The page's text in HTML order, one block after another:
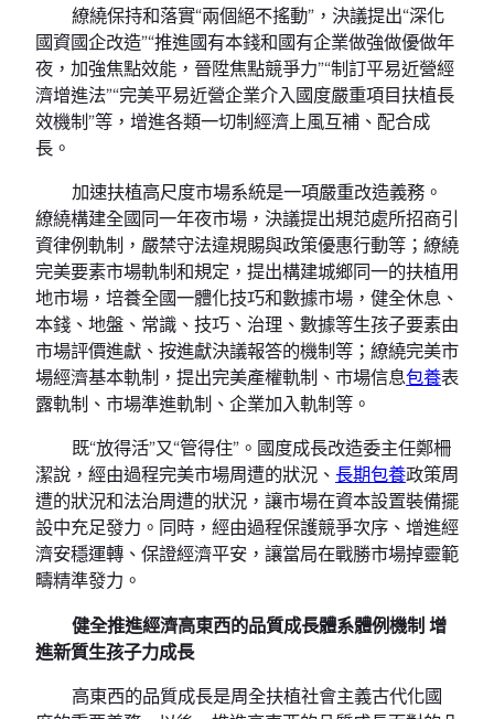
繚繞保持和落實“兩個絕不搖動”，決議提出“深化
國資國企改造”“推進國有本錢和國有企業做強做優做年
夜，加強焦點效能，晉陞焦點競爭力”“制訂平易近營經
濟增進法”“完美平易近營企業介入國度嚴重項目扶植長
效機制”等，增進各類一切制經濟上風互補、配合成
長。
加速扶植高尺度市場系統是一項嚴重改造義務。
繚繞構建全國同一年夜市場，決議提出規范處所招商引
資律例軌制，嚴禁守法違規賜與政策優惠行動等；繚繞
完美要素市場軌制和規定，提出構建城鄉同一的扶植用
地市場，培養全國一體化技巧和數據市場，健全休息、
本錢、地盤、常識、技巧、治理、數據等生孩子要素由
市場評價進獻、按進獻決議報答的機制等；繚繞完美市
場經濟基本軌制，提出完美產權軌制、市場信息包養表
露軌制、市場準進軌制、企業加入軌制等。
既“放得活”又“管得住”。國度成長改造委主任鄭柵
潔說，經由過程完美市場周遭的狀況、 長期包養政策周
遭的狀況和法治周遭的狀況，讓市場在資本設置裝備擺
設中充足發力。同時，經由過程保護競爭次序、增進經
濟安穩運轉、保證經濟平安，讓當局在戰勝市場掉靈範
疇精準發力。
健全推進經濟高東西的品質成長體系體例機制 增
進新質生孩子力成長
高東西的品質成長是周全扶植社會主義古代化國